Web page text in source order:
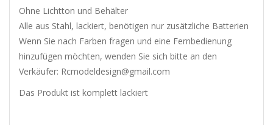
Ohne Lichtton und Behälter
Alle aus Stahl, lackiert, benötigen nur zusätzliche Batterien
Wenn Sie nach Farben fragen und eine Fernbedienung
hinzufügen möchten, wenden Sie sich bitte an den
Verkäufer: Rcmodeldesign@gmail.com
Das Produkt ist komplett lackiert